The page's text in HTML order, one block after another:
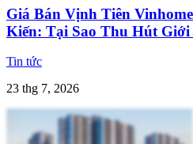
Giá Bán Vịnh Tiên
Kiến: Tại Sao Thu Hút
Tin tức
23 thg 7, 2026